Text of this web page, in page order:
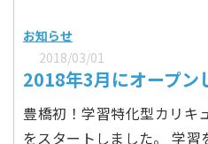
お知らせ
2018/03/01
2018年3月にオープン
豊橋初！学習特化型カリキ
をスタートしました。 学習